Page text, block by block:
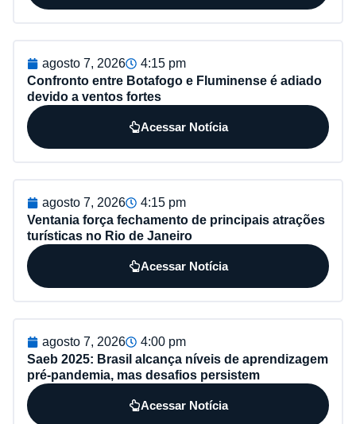
agosto 7, 2026
4:15 pm
Confronto entre Botafogo e Fluminense é adiado
devido a ventos fortes
Acessar Notícia
agosto 7, 2026
4:15 pm
Ventania força fechamento de principais atrações
turísticas no Rio de Janeiro
Acessar Notícia
agosto 7, 2026
4:00 pm
Saeb 2025: Brasil alcança níveis de aprendizagem
pré-pandemia, mas desafios persistem
Acessar Notícia